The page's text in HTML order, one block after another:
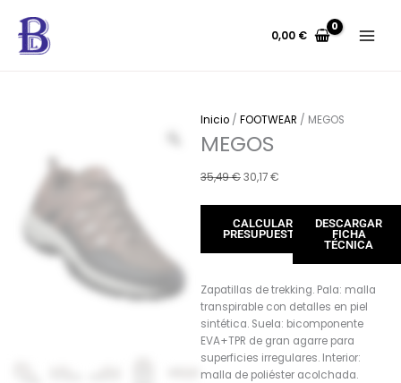
contenido
0,00 €
Inicio / FOOTWEAR / MEGOS
MEGOS
35,49€El
era:
30,17€
es:
CALCULAR
PRESUPUESTO
DESCARGAR
FICHA
TÉCNICA
Zapatillas de trekking. Pala: malla
transpirable con detalles en piel
sintética. Suela: bicomponente
EVA+TPR de gran agarre para
superficies irregulares. Interior:
malla de poliéster acolchada.